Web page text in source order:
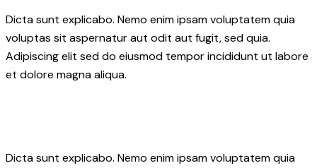
Dicta sunt explicabo. Nemo enim ipsam voluptatem quia
voluptas sit aspernatur aut odit aut fugit, sed quia.
Adipiscing elit sed do eiusmod tempor incididunt ut labore
et dolore magna aliqua.
Dicta sunt explicabo. Nemo enim ipsam voluptatem quia